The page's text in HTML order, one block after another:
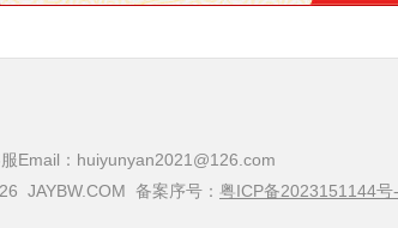
Email：huiyunyan2021@126.com
JAYBW.COM 备案序号： 粤ICP备2023151144号